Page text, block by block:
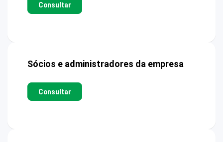
Consultar
Sócios e administradores da empresa
Consultar